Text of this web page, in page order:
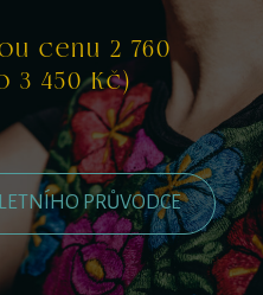
cenu 2 760
3 450 Kč)
PRŮVODCE